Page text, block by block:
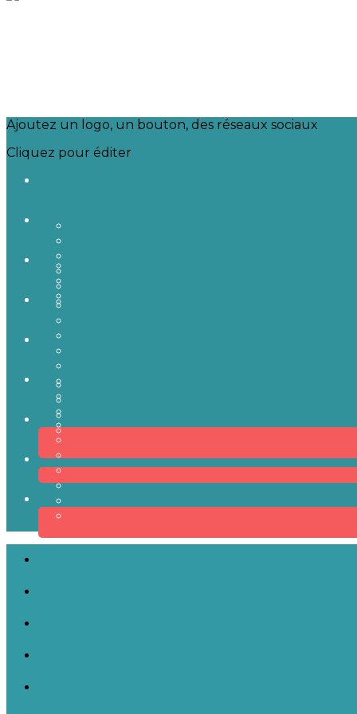
Ajoutez un logo, un bouton, des réseaux sociaux
Cliquez pour éditer